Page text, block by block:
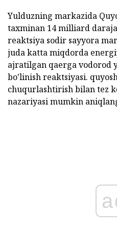
Yulduzning markazida
taxminan 14 milliard
reaktsiya sodir sayyora
juda katta miqdorda
ajratilgan qaerga vodorod
bo'linish reaktsiyasi.
chuqurlashtirish bilan tez
nazariyasi mumkin